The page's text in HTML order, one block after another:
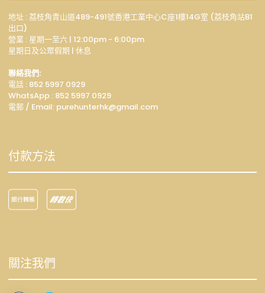
地址 : 荔枝角青山道489-491號香港工業中心C座1樓14G室 (荔枝角站B1
出口)
營業 : 星期一至六 | 12:00pm - 6:00pm
星期日及公眾假期 | 休息
聯絡我們:
電話 : 852 5997 0929
WhatsApp : 852 5997 0929
電郵 / Email: purehunterhk@gmail.com
付款方法
關注我們